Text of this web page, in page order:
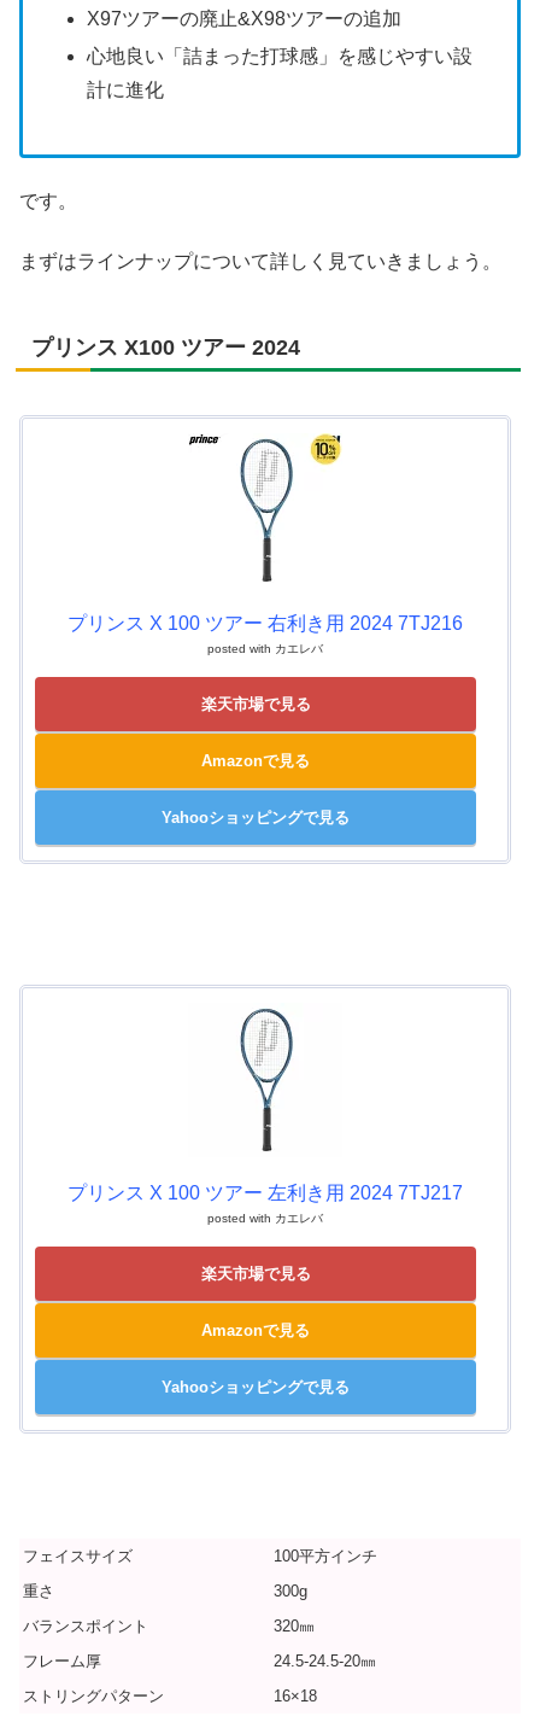
X97ツアーの廃止&X98ツアーの追加
心地良い「詰まった打球感」を感じやすい設
計に進化
です。
まずはラインナップについて詳しく見ていきましょう。
プリンス X100 ツアー 2024
プリンス X 100 ツアー 右利き用 2024 7TJ216
posted with カエレバ
楽天市場で見る
Amazonで見る
Yahooショッピングで見る
プリンス X 100 ツアー 左利き用 2024 7TJ217
posted with カエレバ
楽天市場で見る
Amazonで見る
Yahooショッピングで見る
フェイスサイズ
100平方インチ
重さ
300g
バランスポイント
320㎜
フレーム厚
24.5-24.5-20㎜
ストリングパターン
16×18